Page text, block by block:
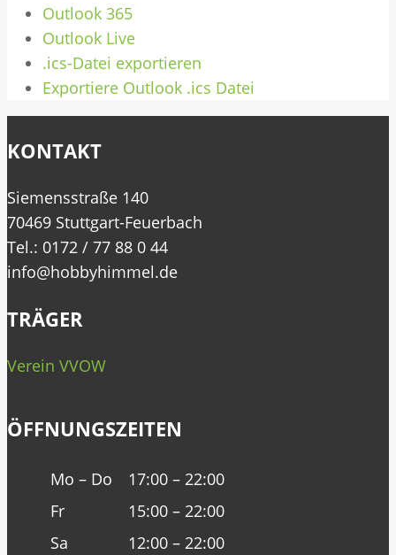
Outlook 365
Outlook Live
.ics-Datei exportieren
Exportiere Outlook .ics Datei
KONTAKT
Siemensstraße 140
70469 Stuttgart-Feuerbach
Tel.: 0172 / 77 88 0 44
info@hobbyhimmel.de
TRÄGER
Verein VVOW
ÖFFNUNGSZEITEN
Mo – Do
17:00 – 22:00
Fr
15:00 – 22:00
Sa
12:00 – 22:00